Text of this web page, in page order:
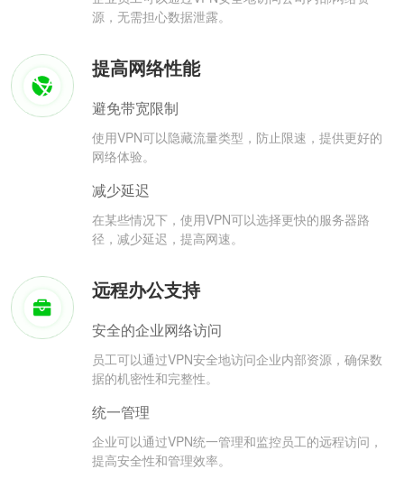
源，无需担心数据泄露。
提高网络性能
避免带宽限制
使用VPN可以隐藏流量类型，防止限速，提供更好的
网络体验。
减少延迟
在某些情况下，使用VPN可以选择更快的服务器路
径，减少延迟，提高网速。
远程办公支持
安全的企业网络访问
员工可以通过VPN安全地访问企业内部资源，确保数
据的机密性和完整性。
统一管理
企业可以通过VPN统一管理和监控员工的远程访问，
提高安全性和管理效率。